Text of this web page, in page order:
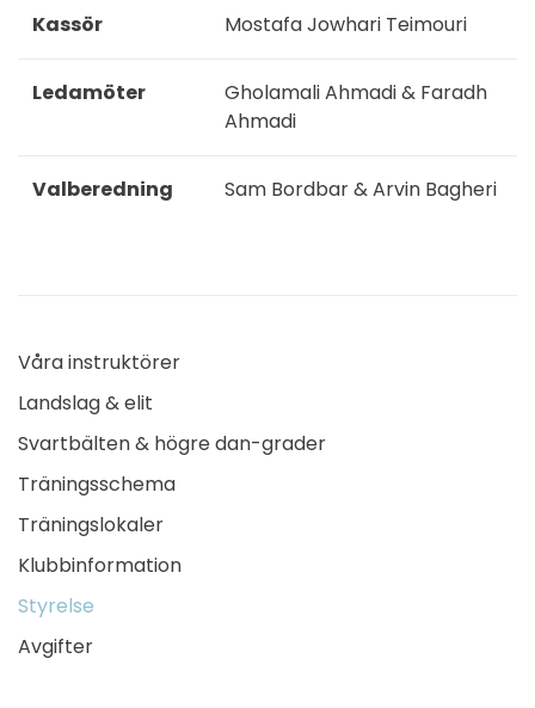
Kassör Mostafa Jowhari Teimouri
Ledamöter
Gholamali Ahmadi & Faradh
Ahmadi
Valberedning Sam Bordbar & Arvin Bagheri
Våra instruktörer
Landslag & elit
Svartbälten & högre dan-grader
Träningsschema
Träningslokaler
Klubbinformation
Styrelse
Avgifter